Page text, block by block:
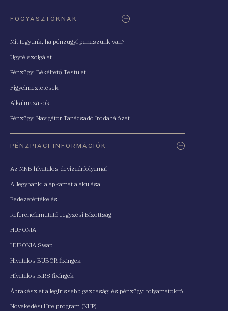
FOGYASZTÓKNAK
Mit tegyünk, ha pénzügyi panaszunk van?
Ügyfélszolgálat
Pénzügyi Békéltető Testület
Figyelmeztetések
Alkalmazások
Pénzügyi Navigátor Tanácsadó Irodahálózat
PÉNZPIACI INFORMÁCIÓK
Az MNB hivatalos devizaárfolyamai
A Jegybanki alapkamat alakulása
Fedezetértékelés
Referenciamutató Jegyzési Bizottság
HUFONIA
HUFONIA Swap
Hivatalos BUBOR fixingek
Hivatalos BIRS fixingek
Ábrakészlet a legfrissebb gazdasági és pénzügyi folyamatokról
Növekedési Hitelprogram (NHP)